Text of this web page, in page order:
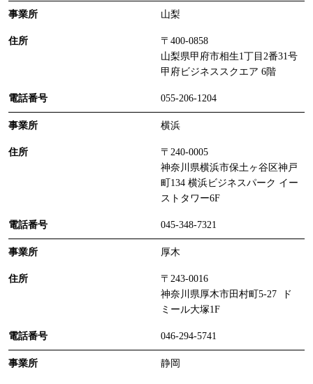
山梨
〒400-0858
山梨県甲府市相生1丁目2番31号
甲府ビジネススクエア 6階
055-206-1204
横浜
〒240-0005
神奈川県横浜市保土ヶ谷区神戸
町134 横浜ビジネスパーク イー
ストタワー6F
045-348-7321
厚木
〒243-0016
神奈川県厚木市田村町5-27 ド
ミール大塚1F
046-294-5741
静岡